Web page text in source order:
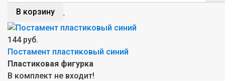
В корзину
144 руб.
Постамент пластиковый синий
Пластиковая фигурка
В комплект не входит!